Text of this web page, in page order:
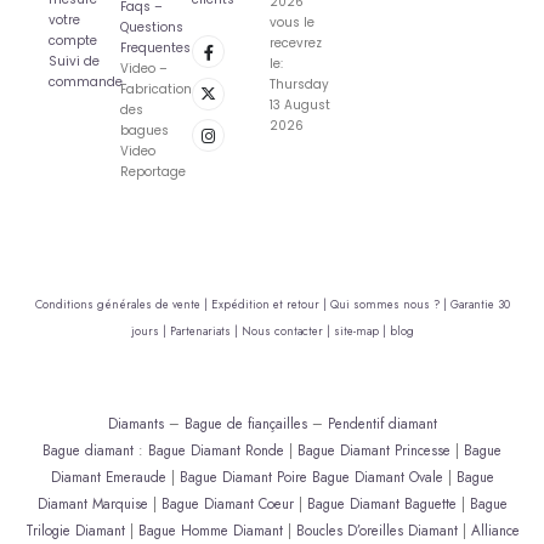
votre
compte
Suivi de
commande
Faqs –
Questions
Frequentes
Video –
Fabrication
des
bagues
Video
Reportage
vous le
recevrez
le:
Thursday
13 August
2026
Conditions générales de vente | Expédition et retour | Qui sommes nous ? | Garantie 30
jours | Partenariats | Nous contacter | site-map | blog
Diamants– Bague de fiançailles– Pendentif diamant
Bague diamant : Bague Diamant Ronde | Bague Diamant Princesse | Bague
Diamant Emeraude | Bague Diamant Poire Bague Diamant Ovale | Bague
Diamant Marquise | Bague Diamant Coeur| Bague Diamant Baguette | Bague
Trilogie Diamant| Bague Homme Diamant| Boucles D’oreilles Diamant| Alliance